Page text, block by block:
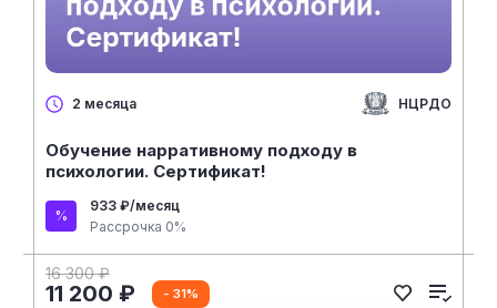
2 месяца НЦРДО
Обучение нарративному подходу в
психологии. Сертификат!
933 ₽/месяц
Рассрочка 0%
16 300 ₽
11 200 ₽ - 31%